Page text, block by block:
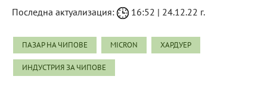
Последна актуализация: 16:52 | 24.12.22 г.
ПАЗАР НА ЧИПОВЕ MICRON ХАРДУЕР
ИНДУСТРИЯ ЗА ЧИПОВЕ